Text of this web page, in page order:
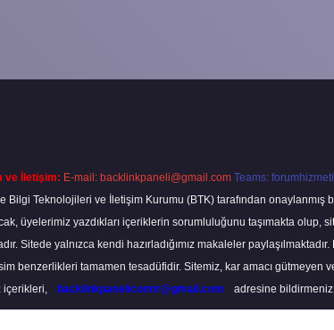
ve İletişim: E-mail: backlinkpaneli@gmail.com Teams:
Bilgi Teknolojileri ve İletişim Kurumu (BTK) tarafından
üyelerimiz yazdıkları içeriklerin sorumluluğunu taşımakta
Sitede yalnızca kendi hazırladığımız makaleler
benzerlikleri tamamen tesadüfidir. Sitemiz, kar amacı
backlinkpanelicomtr@gmail.com adresine bildirmeniz